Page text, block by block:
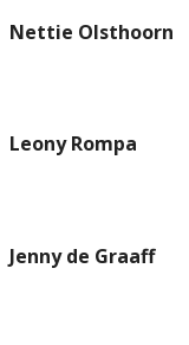
Nettie Olsthoorn
Leony Rompa
Jenny de Graaff